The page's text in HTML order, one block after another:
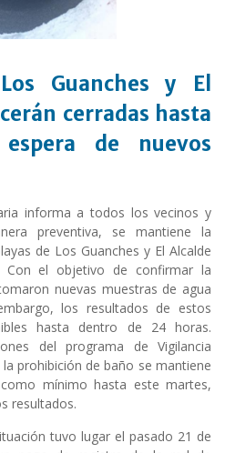
Guanches y El
cerradas hasta
de nuevos
informa a todos los vecinos y
preventiva, se mantiene la
de Los Guanches y El Alcalde
Con el objetivo de confirmar la
nuevas muestras de agua
los resultados de estos
hasta dentro de 24 horas.
del programa de Vigilancia
prohibición de baño se mantiene
mínimo hasta este martes,
resultados.
tuvo lugar el pasado 21 de